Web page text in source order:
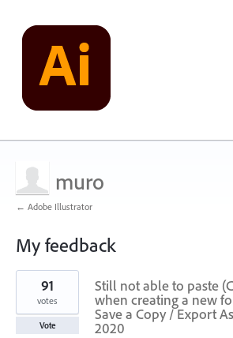
muro
← Adobe Illustrator
My feedback
1
found
Still not able to paste
when creating a new
Save a Copy / Export
2020
91
votes
Vote